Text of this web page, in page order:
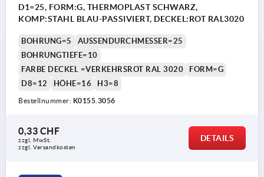
D1=25, FORM:G, THERMOPLAST SCHWARZ,
KOMP:STAHL BLAU-PASSIVIERT, DECKEL:ROT RAL3020
BOHRUNG=5
AUSSENDURCHMESSER=25
BOHRUNGTIEFE=10
FARBE DECKEL =VERKEHRSROT RAL 3020
FORM=G
D8=12
HÖHE=16 H3=8
Bestellnummer: K0155.3056
0,33 CHF
zzgl. MwSt.
zzgl. Versandkosten
DETAILS